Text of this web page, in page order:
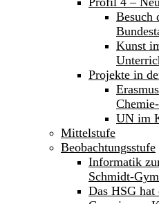
Besuch
Kunst
Projekte in
UN im
Mittelstufe
Beobachtungsstufe
Informatik
Schmidt-
Das HSG